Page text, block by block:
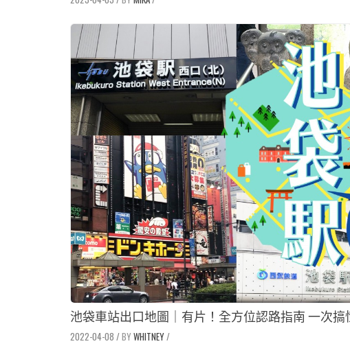
池袋車站出口地圖｜有片！全方位認路指南 一次搞
2022-04-08 / WHITNEY/